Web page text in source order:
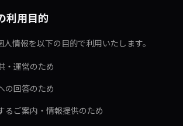
利用目的
情報を以下の目的で利用いたします。
・運営のため
の回答のため
るご案内・情報提供のため